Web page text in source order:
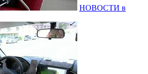
НОВОСТИ в